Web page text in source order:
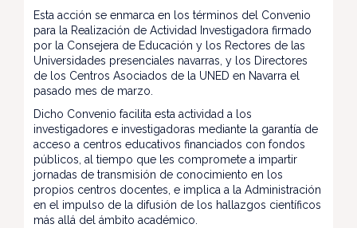
Esta acción se enmarca en los términos del Convenio
para la Realización de Actividad Investigadora firmado
por la Consejera de Educación y los Rectores de las
Universidades presenciales navarras, y los Directores
de los Centros Asociados de la UNED en Navarra el
pasado mes de marzo.
Dicho Convenio facilita esta actividad a los
investigadores e investigadoras mediante la garantía de
acceso a centros educativos financiados con fondos
públicos, al tiempo que les compromete a impartir
jornadas de transmisión de conocimiento en los
propios centros docentes, e implica a la Administración
en el impulso de la difusión de los hallazgos científicos
más allá del ámbito académico.